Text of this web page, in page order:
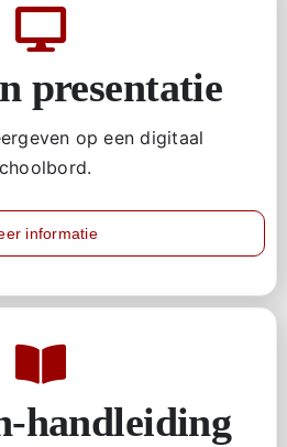
presentatie
op een digitaal
informatie
handleiding